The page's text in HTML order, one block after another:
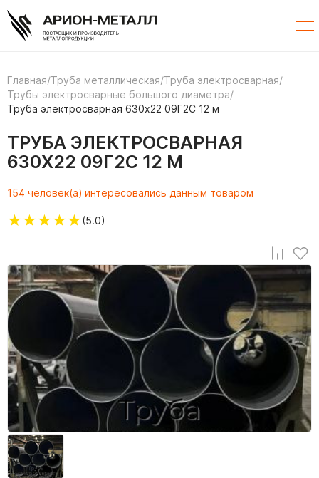
Главная/Труба металлическая/Труба электросварная/
Трубы электросварные большого диаметра/
Труба электросварная 630х22 09Г2С 12 м
ТРУБА ЭЛЕКТРОСВАРНАЯ
630Х22 09Г2С 12 М
154 человек(а) интересовались данным товаром
★★★★★(5.0)